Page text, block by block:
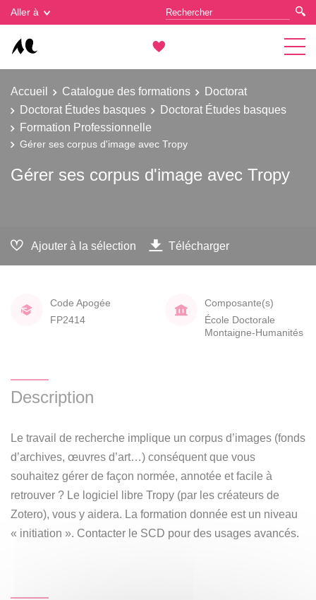
Aller à
Accueil Catalogue des formations
Doctorat
Doctorat Études basques
Doctorat Études basques
Formation Professionnelle
Gérer ses corpus d'image avec Tropy
Gérer ses corpus d'image avec Tropy
Ajouter à la sélection Télécharger
Code Apogée
FP2414
Composante(s)
École Doctorale
Montaigne-Humanités
Description
Le travail de recherche implique un corpus d’images (fonds
d’archives, œuvres d’art…) conséquent que vous
souhaitez gérer de façon normée, annotée et facile à
retrouver ? Le logiciel libre Tropy (par les créateurs de
Zotero), vous y aidera. La formation donnée est un niveau
« initiation ». Contacter le SCD pour des usages avancés.
Gestion des cookies